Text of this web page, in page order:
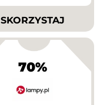
SKORZYSTAJ
70%